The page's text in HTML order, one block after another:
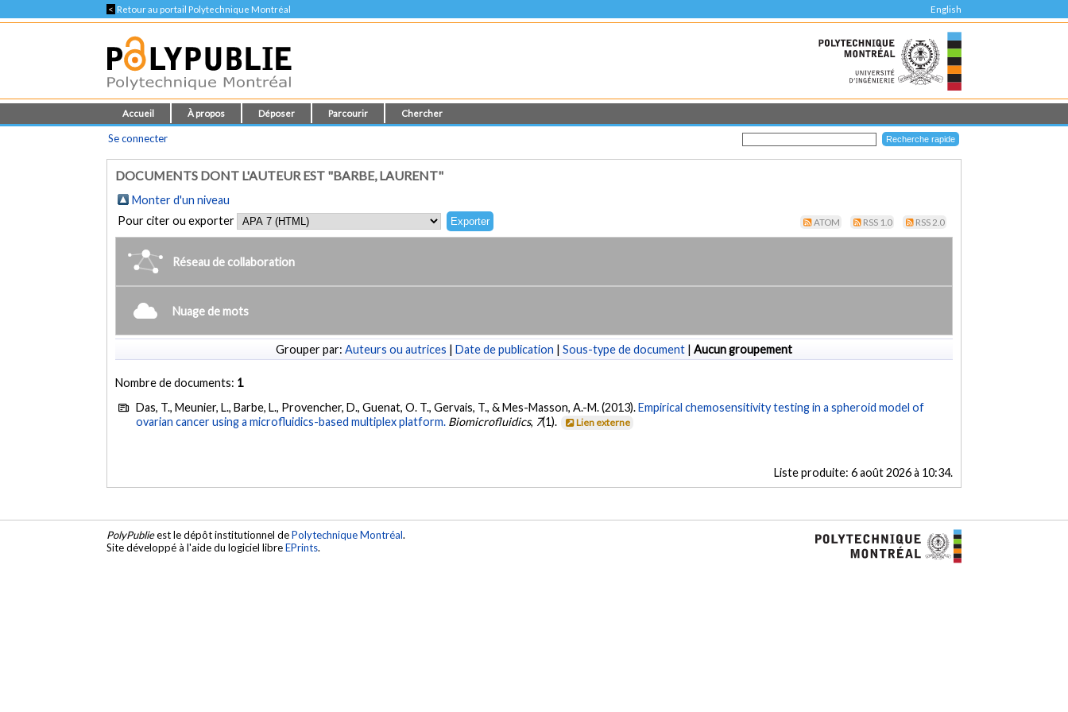
< Retour au portail Polytechnique Montréal English
Accueil À propos Déposer Parcourir Chercher
Se connecter
DOCUMENTS DONT L'AUTEUR EST "BARBE, LAURENT"
Monter d'un niveau
Pour citer ou exporter
ATOM RSS 1.0 RSS 2.0
Réseau de collaboration
Nuage de mots
Grouper par: Auteurs ou autrices | Date de publication | Sous-type de document | Aucun groupement
Nombre de documents: 1
Das, T., Meunier, L., Barbe, L., Provencher, D., Guenat, O. T., Gervais, T., & Mes-Masson, A.-M. (2013).Empirical chemosensitivity testing in a spheroid model of
ovarian cancer using a microfluidics-based multiplex platform. Biomicrofluidics, 7(1). Lien externe
Liste produite: 6 août 2026 à 10:34.
PolyPublieest le dépôt institutionnel dePolytechnique Montréal.
Site développé à l'aide du logiciel libreEPrints.